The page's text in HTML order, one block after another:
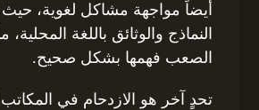
أيضاً مواجهة مشاكل لغوية،
النماذج والوثائق باللغة
الصعب فهمها بشكل صحيح.
تحدٍ آخر هو الازدحام في المكاتب